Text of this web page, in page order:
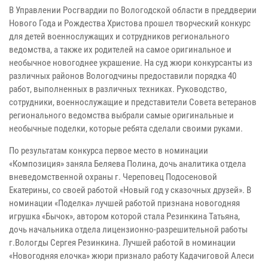
В Управлении Росгвардии по Вологодской области в преддверии
Нового Года и Рождества Христова прошел творческий конкурс
для детей военнослужащих и сотрудников регионального
ведомства, а также их родителей на самое оригинальное и
необычное новогоднее украшение. На суд жюри конкурсанты из
различных районов Вологодчины предоставили порядка 40
работ, выполненных в различных техниках. Руководство,
сотрудники, военнослужащие и представители Совета ветеранов
регионального ведомства выбрали самые оригинальные и
необычные поделки, которые ребята сделали своими руками.
По результатам конкурса первое место в номинации
«Композиция» заняла Беляева Полина, дочь аналитика отдела
вневедомственной охраны г. Череповец Подосеновой
Екатерины, со своей работой «Новый год у сказочных друзей». В
номинации «Поделка» лучшей работой признана новогодняя
игрушка «Бычок», автором которой стала Резинкина Татьяна,
дочь начальника отдела лицензионно-разрешительной работы
г.Вологды Сергея Резинкина. Лучшей работой в номинации
«Новогодняя елочка» жюри признало работу Кадачиговой Алеси